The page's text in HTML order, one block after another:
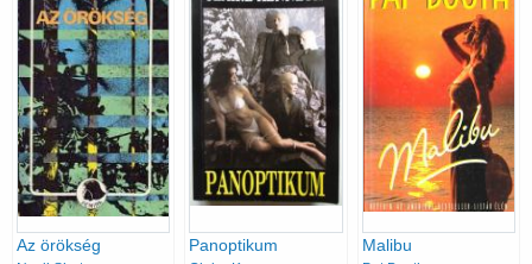
Az örökség Panoptikum Malibu